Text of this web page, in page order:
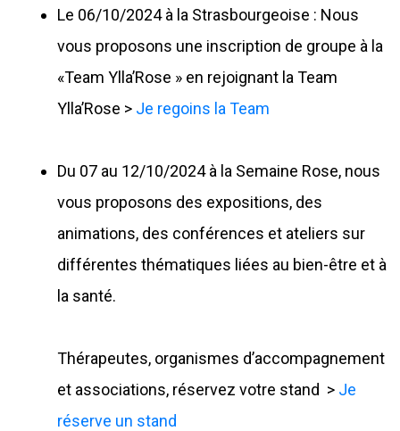
Le 06/10/2024 à la Strasbourgeoise : Nous
vous proposons une inscription de groupe à la
«Team Ylla’Rose » en rejoignant la Team
Ylla’Rose > Je regoins la Team
Du 07 au 12/10/2024 à la Semaine Rose, nous
vous proposons des expositions, des
animations, des conférences et ateliers sur
différentes thématiques liées au bien-être et à
la santé.
Thérapeutes, organismes d’accompagnement
et associations, réservez votre stand > Je
réserve un stand